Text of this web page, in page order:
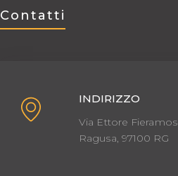
Contatti
INDIRIZZO
Via Ettore
Ragusa, 97100 RG